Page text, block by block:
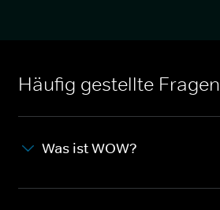
Häufig gestellte Fragen
Was ist WOW?